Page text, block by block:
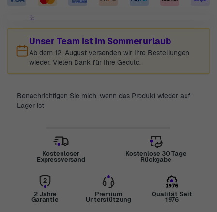
Unser Team ist im Sommerurlaub
Ab dem 12. August versenden wir Ihre Bestellungen
wieder. Vielen Dank für Ihre Geduld.
Benachrichtigen Sie mich, wenn das Produkt wieder auf
Lager ist
Kostenloser
Expressversand
Kostenlose 30 Tage
Rückgabe
2 Jahre
Garantie
Premium
Unterstützung
Qualität Seit
1976